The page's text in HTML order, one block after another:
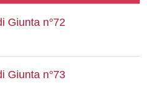
Giunta n°72
Giunta n°73